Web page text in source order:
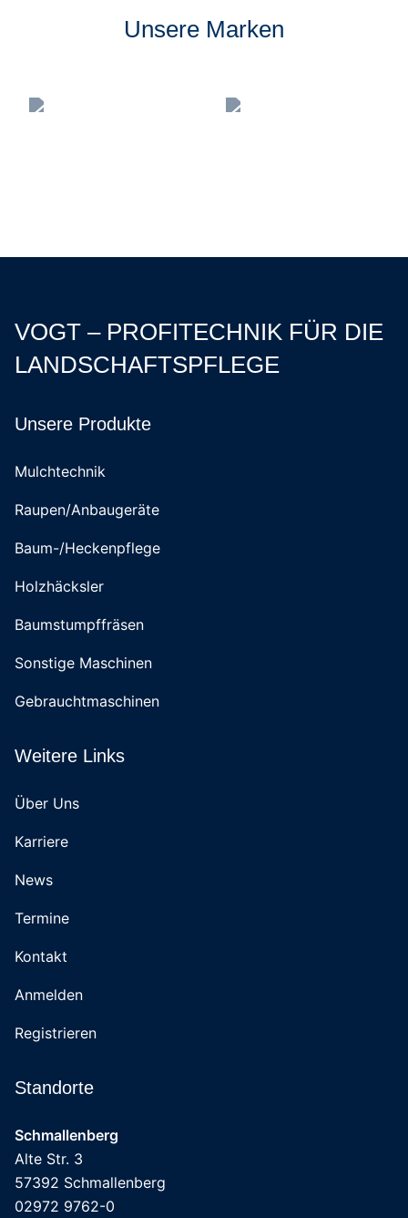
Unsere Marken
VOGT – PROFITECHNIK FÜR DIE
LANDSCHAFTSPFLEGE
Unsere Produkte
Mulchtechnik
Raupen/Anbaugeräte
Baum-/Heckenpflege
Holzhäcksler
Baumstumpffräsen
Sonstige Maschinen
Gebrauchtmaschinen
Weitere Links
Über Uns
Karriere
News
Termine
Kontakt
Anmelden
Registrieren
Standorte
Schmallenberg
Alte Str. 3
57392 Schmallenberg
02972 9762-0